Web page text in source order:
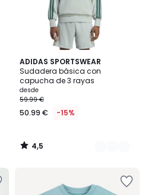
ADIDAS SPORTSWEAR
Sudadera básica con
capucha de 3 rayas
desde
59.99 €
50.99 € -15%
4,5
/ 5
3
Colores
4,5
/